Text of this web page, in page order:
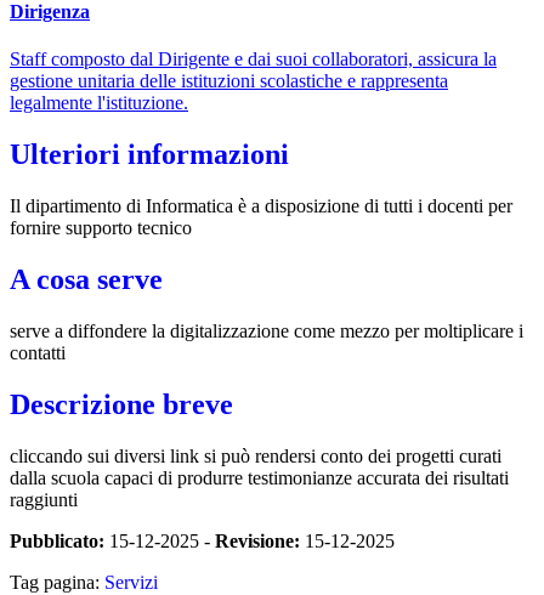
Dirigenza
Staff composto dal Dirigente e dai suoi collaboratori, assicura la
gestione unitaria delle istituzioni scolastiche e rappresenta
legalmente l'istituzione.
Ulteriori informazioni
Il dipartimento di Informatica è a disposizione di tutti i docenti per
fornire supporto tecnico
A cosa serve
serve a diffondere la digitalizzazione come mezzo per moltiplicare i
contatti
Descrizione breve
cliccando sui diversi link si può rendersi conto dei progetti curati
dalla scuola capaci di produrre testimonianze accurata dei risultati
raggiunti
Pubblicato: 15-12-2025 - Revisione: 15-12-2025
Tag pagina: Servizi